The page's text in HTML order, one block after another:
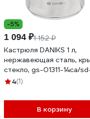
-5%
1 094 ₽1 152 ₽
Кастрюля DANIKS 1 л,
нержавеющая сталь,
стекло, gs-01311-14ca/
индукция 342475
4(1)
В корзину